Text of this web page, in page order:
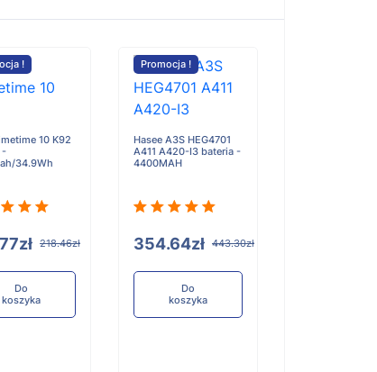
!
10 K92
-
34.9Wh
218.46zł
Do
koszyka
Promocja !
Hasee A3S HEG4701
A411 A420-I3 bateria -
4400MAH
354.64zł 443.30zł
Do
koszyka